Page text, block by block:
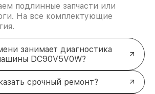
подлинные запчасти или
На все комплектующие
занимает диагностика
DC90V5V0W?
срочный ремонт?